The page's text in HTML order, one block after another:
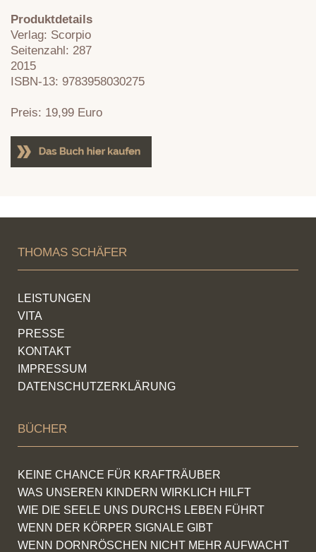
Produktdetails
Verlag: Scorpio
Seitenzahl: 287
2015
ISBN-13: 9783958030275
Preis: 19,99 Euro
THOMAS SCHÄFER
LEISTUNGEN
VITA
PRESSE
KONTAKT
IMPRESSUM
DATENSCHUTZERKLÄRUNG
BÜCHER
KEINE CHANCE FÜR KRAFTRÄUBER
WAS UNSEREN KINDERN WIRKLICH HILFT
WIE DIE SEELE UNS DURCHS LEBEN FÜHRT
WENN DER KÖRPER SIGNALE GIBT
WENN DORNRÖSCHEN NICHT MEHR AUFWACHT